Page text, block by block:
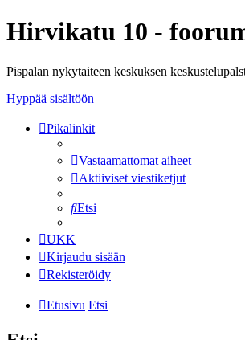
Hirvikatu 10 -
Pispalan nykytaiteen keskuksen
Hyppää sisältöön
Pikalinkit
Vastaamattomat aiheet
Aktiiviset viestiketjut
Etsi
UKK
Kirjaudu sisään
Rekisteröidy
Etusivu Etsi